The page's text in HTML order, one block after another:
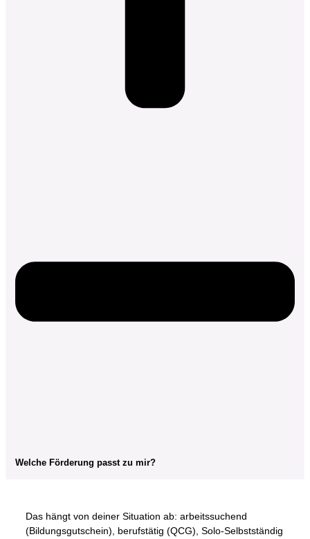
Welche Förderung passt zu mir?
Das hängt von deiner Situation ab: arbeitssuchend
(Bildungsgutschein), berufstätig (QCG), Solo-Selbstständig